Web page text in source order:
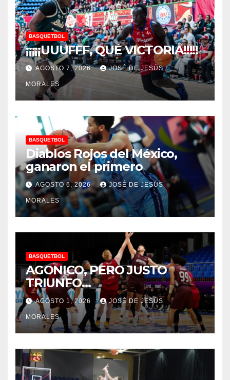
BASQUETBOL
¡¡¡¡¡UUUFFF, QUÉ VICTORIA!!!!!
AGOSTO 7, 2026 JOSÉ DE JESÚS
MORALES
BASQUETBOL
Diablos Rojos del México,
ganaron el primero
AGOSTO 6, 2026 JOSÉ DE JESÚS
MORALES
BASQUETBOL
AGONICO, PERO JUSTO
TRIUNFO…
AGOSTO 1, 2026 JOSÉ DE JESÚS
MORALES